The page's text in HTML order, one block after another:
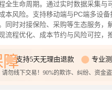
全生命周期。通过实时数据采集
本风险。支持移动端与PC端多设
同时对接保险、采购等生态服务，
流程优化、成本节约与风险可控，
障支持5天无理由退款 专业
请勿线下交易！90%的欺诈、纠纷、资金